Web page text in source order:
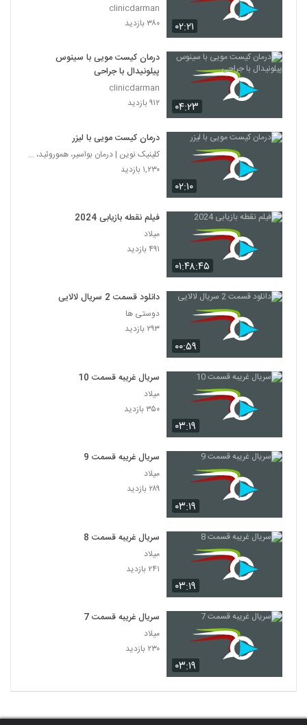
۰۲:۲۱
clinicdarman
۳۸۰ بازدید
۰۴:۲۳
درمان کیست مویی با سینوس
پیلونیدال با جراحی
clinicdarman
۹۱۲ بازدید
۰۲:۱۰
درمان کیست مویی با لیزر
کلینیک نوین | درمان بواسیر، هموروئید، شقاق، کیست م
۱,۲۳۰ بازدید
۰۱:۴۸:۴۵
فیلم نقطه بازیابی 2024
میلاد
۴۹۱ بازدید
۰۰:۵۹
دانلود قسمت 2 سریال لالایی
دوستی ها
۲۹۳ بازدید
۰۳:۱۹
سریال غریبه قسمت 10
میلاد
۳۵۰ بازدید
۰۳:۱۹
سریال غریبه قسمت 9
میلاد
۲۸۹ بازدید
۰۳:۱۹
سریال غریبه قسمت 8
میلاد
۲۴۱ بازدید
۰۳:۱۹
سریال غریبه قسمت 7
میلاد
۲۳۰ بازدید